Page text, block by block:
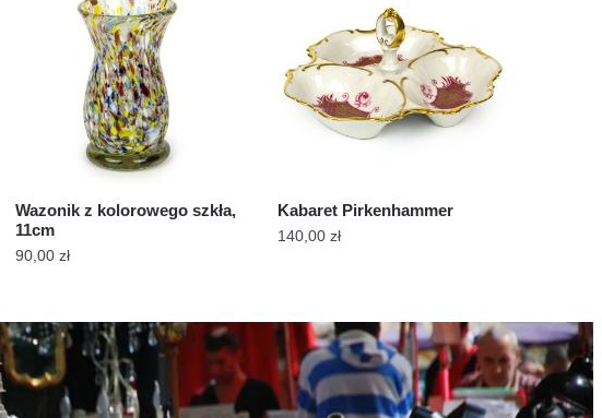
Wazonik z kolorowego szkła,
11cm
90,00 zł
Kabaret Pirkenhammer
140,00 zł